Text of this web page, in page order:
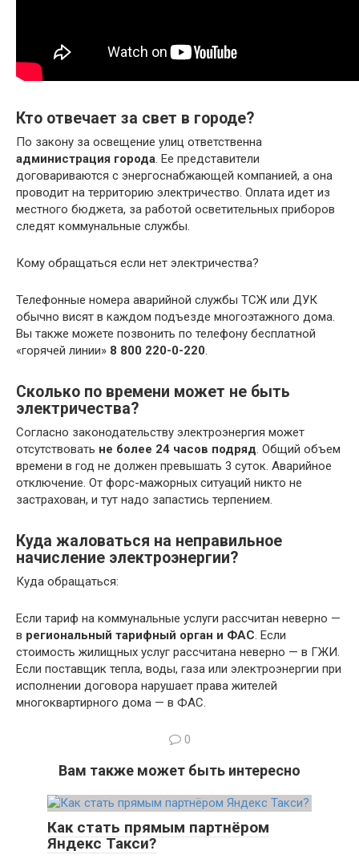
Кто отвечает за свет в городе?
По закону за освещение улиц ответственна
администрация города. Ее представители
договариваются с энергоснабжающей компанией, а она
проводит на территорию электричество. Оплата идет из
местного бюджета, за работой осветительных приборов
следят коммунальные службы.
Кому обращаться если нет электричества?
Телефонные номера аварийной службы ТСЖ или ДУК
обычно висят в каждом подъезде многоэтажного дома.
Вы также можете позвонить по телефону бесплатной
«горячей линии» 8 800 220-0-220.
Сколько по времени может не быть
электричества?
Согласно законодательству электроэнергия может
отсутствовать не более 24 часов подряд. Общий объем
времени в год не должен превышать 3 суток. Аварийное
отключение. От форс-мажорных ситуаций никто не
застрахован, и тут надо запастись терпением.
Куда жаловаться на неправильное
начисление электроэнергии?
Куда обращаться:
Если тариф на коммунальные услуги рассчитан неверно —
в региональный тарифный орган и ФАС. Если
стоимость жилищных услуг рассчитана неверно — в ГЖИ.
Если поставщик тепла, воды, газа или электроэнергии при
исполнении договора нарушает права жителей
многоквартирного дома — в ФАС.
0
Вам также может быть интересно
Как стать прямым партнёром
Яндекс Такси?